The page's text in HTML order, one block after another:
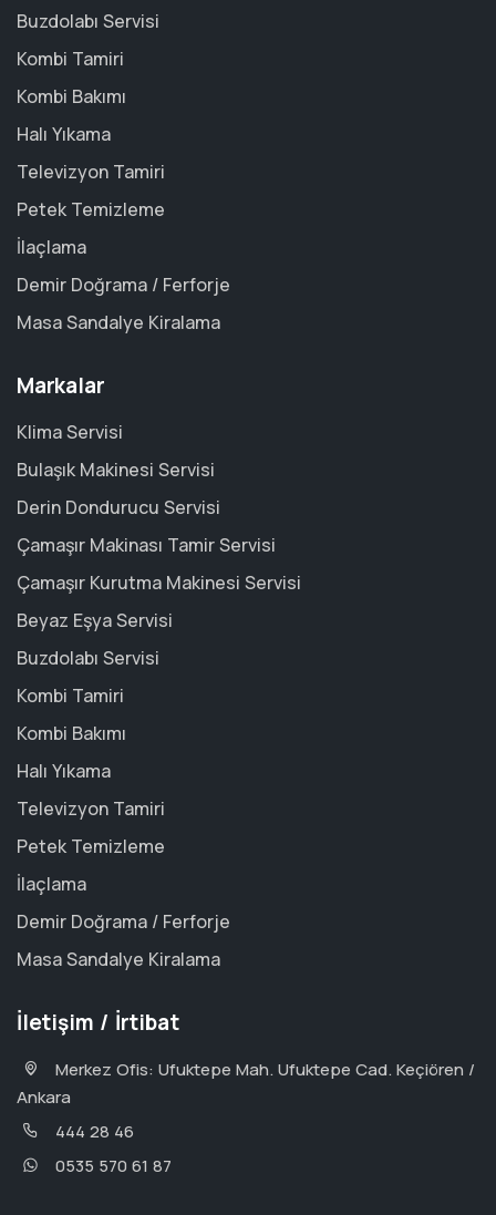
Buzdolabı Servisi
Kombi Tamiri
Kombi Bakımı
Halı Yıkama
Televizyon Tamiri
Petek Temizleme
İlaçlama
Demir Doğrama / Ferforje
Masa Sandalye Kiralama
Markalar
Klima Servisi
Bulaşık Makinesi Servisi
Derin Dondurucu Servisi
Çamaşır Makinası Tamir Servisi
Çamaşır Kurutma Makinesi Servisi
Beyaz Eşya Servisi
Buzdolabı Servisi
Kombi Tamiri
Kombi Bakımı
Halı Yıkama
Televizyon Tamiri
Petek Temizleme
İlaçlama
Demir Doğrama / Ferforje
Masa Sandalye Kiralama
İletişim / İrtibat
Merkez Ofis: Ufuktepe Mah. Ufuktepe Cad. Keçiören /
Ankara
444 28 46
0535 570 61 87